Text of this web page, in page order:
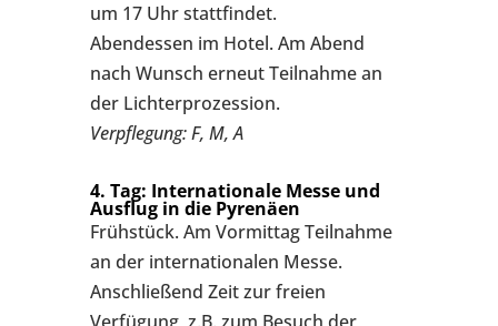
um 17 Uhr stattfindet.
Abendessen im Hotel. Am Abend
nach Wunsch erneut Teilnahme an
der Lichterprozession.
Verpflegung: F, M, A
4. Tag: Internationale Messe und
Ausflug in die Pyrenäen
Frühstück. Am Vormittag Teilnahme
an der internationalen Messe.
Anschließend Zeit zur freien